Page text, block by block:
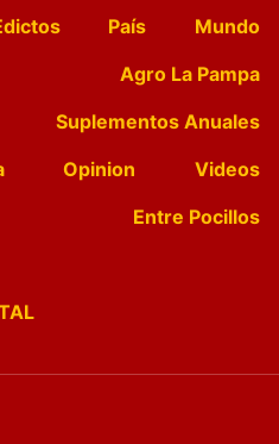
País
Mundo
Agro La Pampa
Suplementos Anuales
Opinion
Videos
Entre Pocillos